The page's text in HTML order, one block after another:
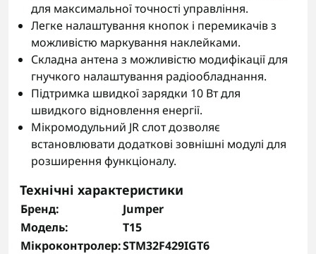
для максимальної точності управління.
Легке налаштування кнопок і перемикачів з
можливістю маркування наклейками.
Складна антена з можливістю модифікації для
гнучкого налаштування радіообладнання.
Підтримка швидкої зарядки 10 Вт для
швидкого відновлення енергії.
Мікромодульний JR слот дозволяє
встановлювати додаткові зовнішні модулі для
розширення функціоналу.
Технічні характеристики
Бренд:
Jumper
Модель:
T15
Мікроконтролер:STM32F429IGT6